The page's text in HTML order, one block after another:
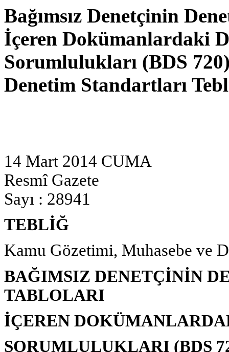
Bağımsız Denetçinin
İçeren Dokümanlardaki
Sorumlulukları (BDS
Denetim Standartları
14 Mart 2014 CUMA
Resmî Gazete
Sayı : 28941
TEBLİĞ
Kamu Gözetimi, Muhasebe ve
BAĞIMSIZ DENETÇİNİN
TABLOLARI
İÇEREN
SORUMLULUKLARI (BDS